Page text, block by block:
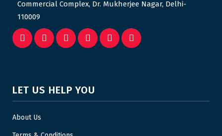
Commercial Complex, Dr. Mukherjee Nagar, Delhi-
110009
LET US HELP YOU
About Us